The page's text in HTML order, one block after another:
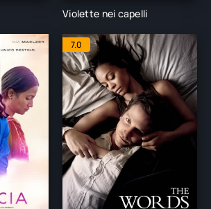
Violette nei capelli
7.0